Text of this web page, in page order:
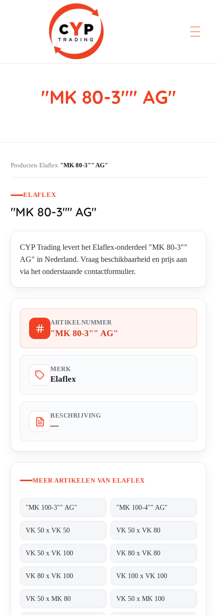
CYP Trading
Professionelle Ersatzteilbeschaffung
"MK 80-3"" AG"
Producten›Elaflex›"MK 80-3"" AG"
ELAFLEX
"MK 80-3"" AG"
CYP Trading levert het Elaflex-onderdeel "MK 80-3""
AG" in Nederland. Vraag beschikbaarheid en prijs aan
via het onderstaande contactformulier.
ARTIKELNUMMER
"MK 80-3"" AG"
MERK
Elaflex
BESCHRIJVING
—
MEER ARTIKELEN VAN ELAFLEX
"MK 100-3"" AG" "MK 100-4"" AG"
VK 50 x VK 50 VK 50 x VK 80
VK 50 x VK 100 VK 80 x VK 80
VK 80 x VK 100 VK 100 x VK 100
VK 50 x MK 80 VK 50 x MK 100